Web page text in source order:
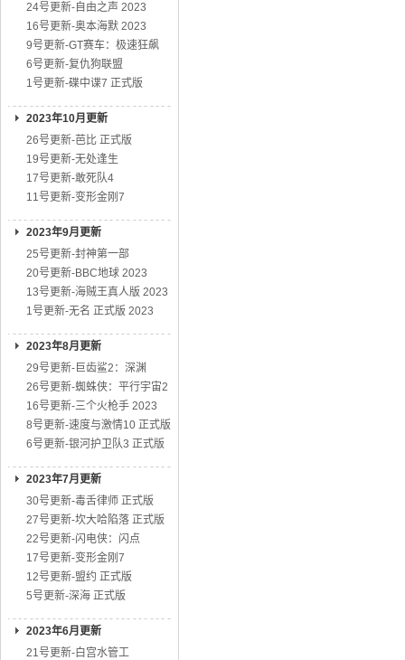
24号更新-自由之声 2023
16号更新-奥本海默 2023
9号更新-GT赛车：极速狂飙
6号更新-复仇狗联盟
1号更新-碟中谍7 正式版
2023年10月更新
26号更新-芭比 正式版
19号更新-无处逢生
17号更新-敢死队4
11号更新-变形金刚7
2023年9月更新
25号更新-封神第一部
20号更新-BBC地球 2023
13号更新-海贼王真人版 2023
1号更新-无名 正式版 2023
2023年8月更新
29号更新-巨齿鲨2：深渊
26号更新-蜘蛛侠：平行宇宙2
16号更新-三个火枪手 2023
8号更新-速度与激情10 正式版
6号更新-银河护卫队3 正式版
2023年7月更新
30号更新-毒舌律师 正式版
27号更新-坎大哈陷落 正式版
22号更新-闪电侠：闪点
17号更新-变形金刚7
12号更新-盟约 正式版
5号更新-深海 正式版
2023年6月更新
21号更新-白宫水管工